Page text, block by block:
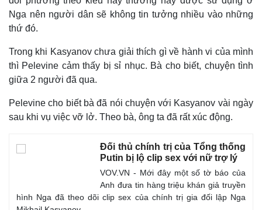
Thể thao
Lịch thi đấu bóng đá
Thế giới thể thao
Ô tô - Xe máy
Xe máy
Tư vấn
Nga nên người dân sẽ không tin tưởng nhiều vào những
thứ đó.
Trong khi Kasyanov chưa giải thích gì về hành vi của mình
thì Pelevine cảm thấy bị sỉ nhục. Bà cho biết, chuyện tình
giữa 2 người đã qua.
Pelevine cho biết bà đã nói chuyện với Kasyanov vài ngày
sau khi vụ việc vỡ lở. Theo bà, ông ta đã rất xúc động.
Đối thủ chính trị của Tổng thống
Putin bị lộ clip sex với nữ trợ lý
VOV.VN - Mới đây một số tờ báo của
Anh đưa tin hàng triệu khán giả truyền
hình Nga đã theo dõi clip sex của chính trị gia đối lập Nga